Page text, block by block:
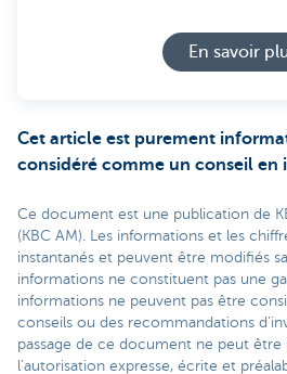
En savoir
Cet article est purement
considéré comme un conseil en
Ce document est une publication de
(KBC AM). Les informations et les
instantanés et peuvent être modifiés
informations ne constituent pas une
informations ne peuvent pas être
conseils ou des recommandations
passage de ce document ne peut être
l'autorisation expresse, écrite et